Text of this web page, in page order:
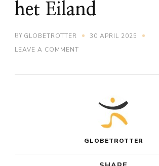
het Eiland
BY GLOBETROTTER
30 APRIL 2025
LEAVE A COMMENT
AUTHENTIEKE
INTERIEUR
INSPIRATIE
HET
GLOBETROTTER